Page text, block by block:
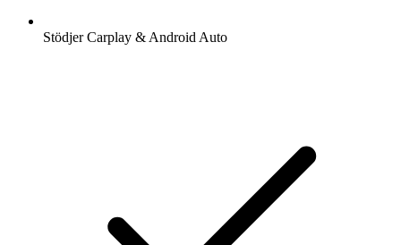
Stödjer Carplay & Android Auto